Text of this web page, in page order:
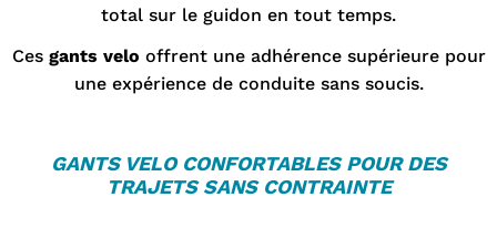
total sur le guidon en tout temps.
Ces gants velo offrent une adhérence supérieure pour
une expérience de conduite sans soucis.
GANTS VELOCONFORTABLES POUR DES
TRAJETS SANS CONTRAINTE